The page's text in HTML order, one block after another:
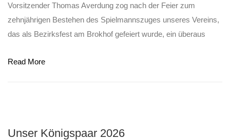
Vorsitzender Thomas Averdung zog nach der Feier zum
zehnjährigen Bestehen des Spielmannszuges unseres Vereins,
das als Bezirksfest am Brokhof gefeiert wurde, ein überaus
Read More
Unser Königspaar 2026